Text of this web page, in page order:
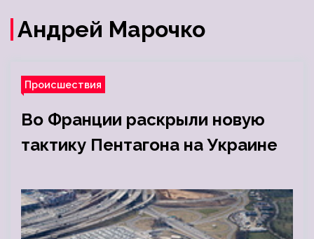
Андрей Марочко
Происшествия
Во Франции раскрыли новую
тактику Пентагона на Украине